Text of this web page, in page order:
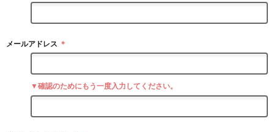
メールアドレス ＊
▼確認のためにもう一度入力してください。